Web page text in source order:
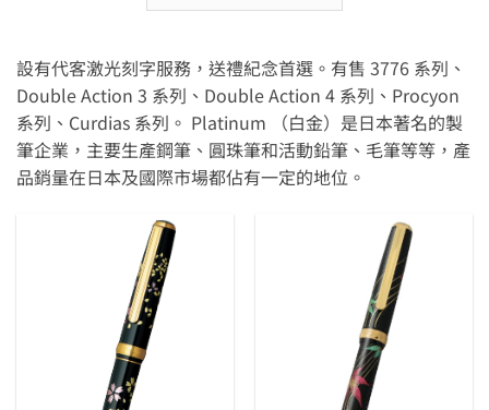
排
序
設有代客激光刻字服務，送禮紀念首選。有售 3776 系列、
Double Action 3 系列、Double Action 4 系列、Procyon
系列、Curdias 系列。 Platinum （白金）是日本著名的製
筆企業，主要生產鋼筆、圓珠筆和活動鉛筆、毛筆等等，產
品銷量在日本及國際市場都佔有一定的地位。